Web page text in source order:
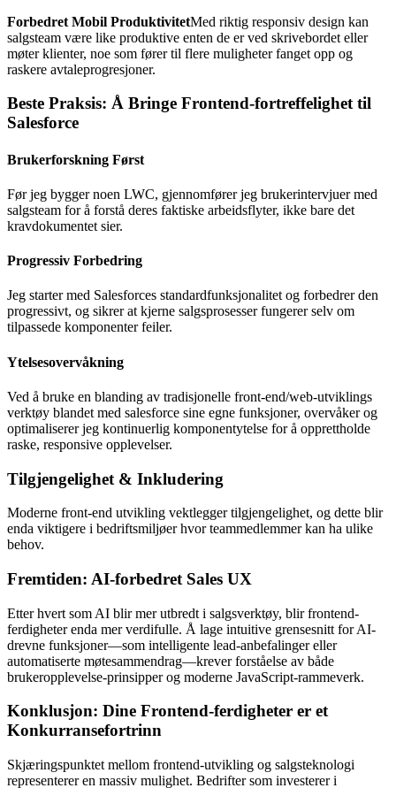
Forbedret Mobil ProduktivitetMed riktig responsiv design kan
salgsteam være like produktive enten de er ved skrivebordet eller
møter klienter, noe som fører til flere muligheter fanget opp og
raskere avtaleprogresjoner.
Beste Praksis: Å Bringe Frontend-fortreffelighet til
Salesforce
Brukerforskning Først
Før jeg bygger noen LWC, gjennomfører jeg brukerintervjuer med
salgsteam for å forstå deres faktiske arbeidsflyter, ikke bare det
kravdokumentet sier.
Progressiv Forbedring
Jeg starter med Salesforces standardfunksjonalitet og forbedrer den
progressivt, og sikrer at kjerne salgsprosesser fungerer selv om
tilpassede komponenter feiler.
Ytelsesovervåkning
Ved å bruke en blanding av tradisjonelle front-end/web-utviklings
verktøy blandet med salesforce sine egne funksjoner, overvåker og
optimaliserer jeg kontinuerlig komponentytelse for å opprettholde
raske, responsive opplevelser.
Tilgjengelighet & Inkludering
Moderne front-end utvikling vektlegger tilgjengelighet, og dette blir
enda viktigere i bedriftsmiljøer hvor teammedlemmer kan ha ulike
behov.
Fremtiden: AI-forbedret Sales UX
Etter hvert som AI blir mer utbredt i salgsverktøy, blir frontend-
ferdigheter enda mer verdifulle. Å lage intuitive grensesnitt for AI-
drevne funksjoner—som intelligente lead-anbefalinger eller
automatiserte møtesammendrag—krever forståelse av både
brukeropplevelse-prinsipper og moderne JavaScript-rammeverk.
Konklusjon: Dine Frontend-ferdigheter er et
Konkurransefortrinn
Skjæringspunktet mellom frontend-utvikling og salgsteknologi
representerer en massiv mulighet. Bedrifter som investerer i